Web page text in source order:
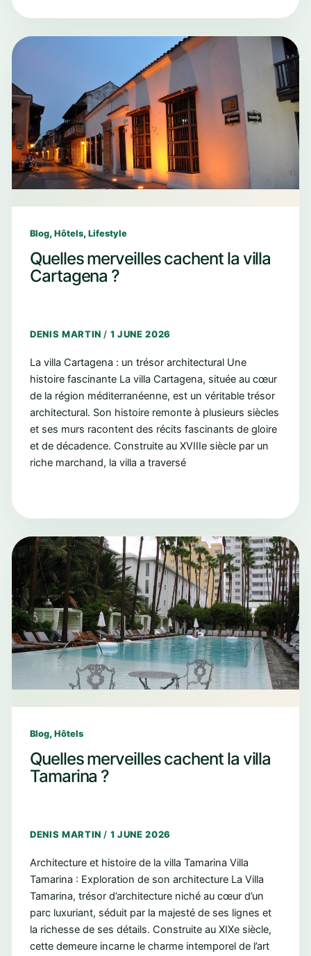
Blog, Hôtels, Lifestyle
Quelles merveilles cachent la villa
Cartagena ?
DENIS MARTIN / 1 JUNE 2026
La villa Cartagena : un trésor architectural Une
histoire fascinante La villa Cartagena, située au cœur
de la région méditerranéenne, est un véritable trésor
architectural. Son histoire remonte à plusieurs siècles
et ses murs racontent des récits fascinants de gloire
et de décadence. Construite au XVIIIe siècle par un
riche marchand, la villa a traversé
Blog, Hôtels
Quelles merveilles cachent la villa
Tamarina ?
DENIS MARTIN / 1 JUNE 2026
Architecture et histoire de la villa Tamarina Villa
Tamarina : Exploration de son architecture La Villa
Tamarina, trésor d’architecture niché au cœur d’un
parc luxuriant, séduit par la majesté de ses lignes et
la richesse de ses détails. Construite au XIXe siècle,
cette demeure incarne le charme intemporel de l’art